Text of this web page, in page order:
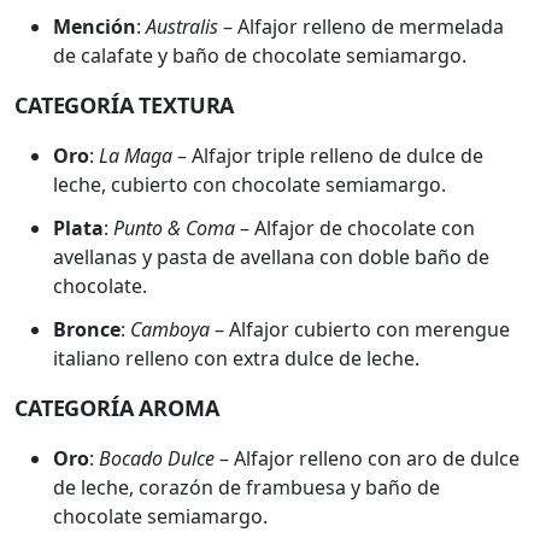
Mención:Australis– Alfajor relleno de mermelada
de calafate y baño de chocolate semiamargo.
CATEGORÍA TEXTURA
Oro: La Maga– Alfajor triple relleno de dulce de
leche, cubierto con chocolate semiamargo.
Plata: Punto & Coma– Alfajor de chocolate con
avellanas y pasta de avellana con doble baño de
chocolate.
Bronce: Camboya– Alfajor cubierto con merengue
italiano relleno con extra dulce de leche.
CATEGORÍA AROMA
Oro: Bocado Dulce– Alfajor relleno con aro de dulce
de leche, corazón de frambuesa y baño de
chocolate semiamargo.